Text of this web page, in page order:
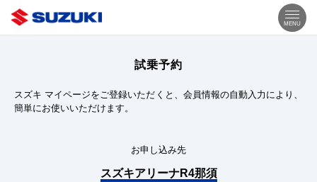
MENU
試乗予約
スズキ マイページをご登録いただくと、会員情報の自動入力により、
簡単にお使いいただけます。
お申し込み先
スズキアリーナR4那須